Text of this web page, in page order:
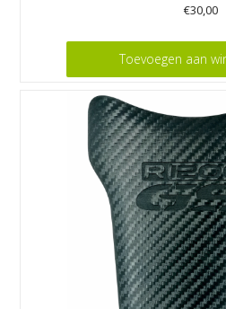
€30,00
Toevoegen aan